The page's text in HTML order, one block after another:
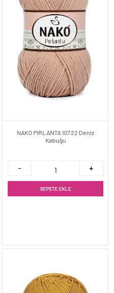
NAKO PIRLANTA 10722 Deniz
Kabuğu
SEPETE EKLE